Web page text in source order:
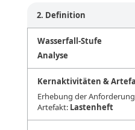
2. Definition
Analyse
Erhebung der
Artefakt: Lastenheft